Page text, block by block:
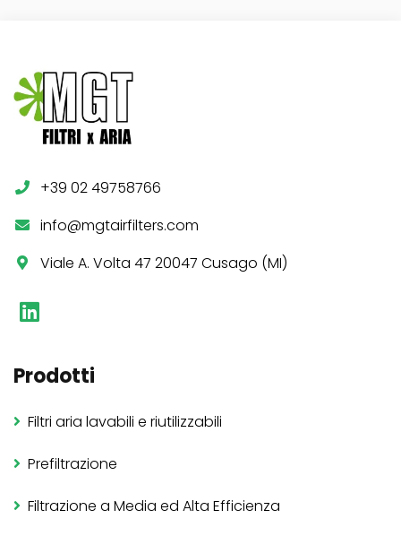
+39 02 49758766
info@mgtairfilters.com
Viale A. Volta 47 20047 Cusago (MI)
Prodotti
Filtri aria lavabili e riutilizzabili
Prefiltrazione
Filtrazione a Media ed Alta Efficienza